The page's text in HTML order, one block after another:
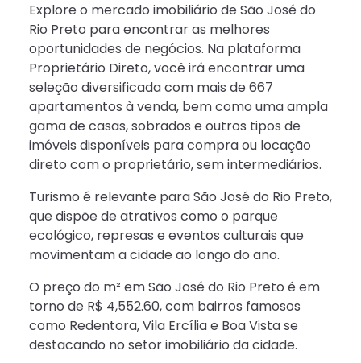
Explore o mercado imobiliário de São José do
Rio Preto para encontrar as melhores
oportunidades de negócios. Na plataforma
Proprietário Direto, você irá encontrar uma
seleção diversificada com mais de 667
apartamentos à venda, bem como uma ampla
gama de casas, sobrados e outros tipos de
imóveis disponíveis para compra ou locação
direto com o proprietário, sem intermediários.
Turismo é relevante para São José do Rio Preto,
que dispõe de atrativos como o parque
ecológico, represas e eventos culturais que
movimentam a cidade ao longo do ano.
O preço do m² em São José do Rio Preto é em
torno de R$ 4,552.60, com bairros famosos
como Redentora, Vila Ercília e Boa Vista se
destacando no setor imobiliário da cidade.